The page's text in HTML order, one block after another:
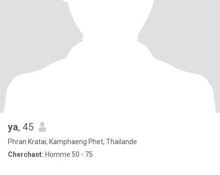
ya, 45
Phran Kratai, Kamphaeng Phet, Thailande
Cherchant: Homme 50 - 75